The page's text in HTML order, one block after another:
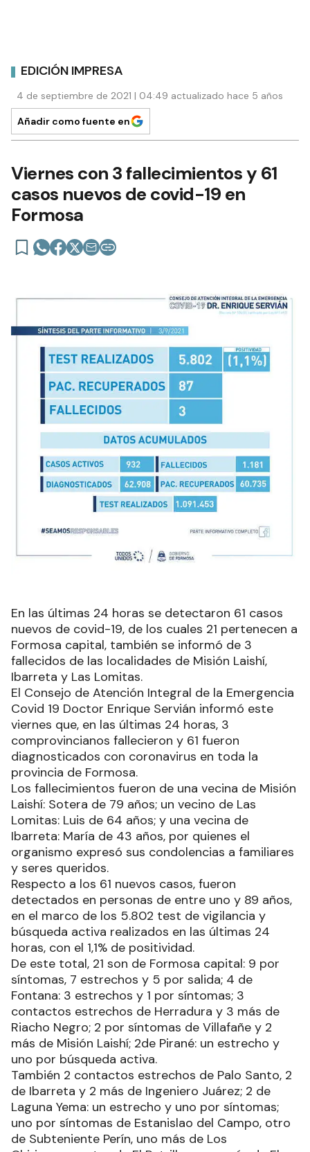
EDICIÓN IMPRESA
4 de septiembre de 2021 | 04:49 actualizado hace 5 años
Añadir como fuente en
Viernes con 3 fallecimientos y 61
casos nuevos de covid-19 en
Formosa
En las últimas 24 horas se detectaron 61 casos
nuevos de covid-19, de los cuales 21 pertenecen a
Formosa capital, también se informó de 3
fallecidos de las localidades de Misión Laishí,
Ibarreta y Las Lomitas.
El Consejo de Atención Integral de la Emergencia
Covid 19 Doctor Enrique Servián informó este
viernes que, en las últimas 24 horas, 3
comprovincianos fallecieron y 61 fueron
diagnosticados con coronavirus en toda la
provincia de Formosa.
Los fallecimientos fueron de una vecina de Misión
Laishí: Sotera de 79 años; un vecino de Las
Lomitas: Luis de 64 años; y una vecina de
Ibarreta: María de 43 años, por quienes el
organismo expresó sus condolencias a familiares
y seres queridos.
Respecto a los 61 nuevos casos, fueron
detectados en personas de entre uno y 89 años,
en el marco de los 5.802 test de vigilancia y
búsqueda activa realizados en las últimas 24
horas, con el 1,1% de positividad.
De este total, 21 son de Formosa capital: 9 por
síntomas, 7 estrechos y 5 por salida; 4 de
Fontana: 3 estrechos y 1 por síntomas; 3
contactos estrechos de Herradura y 3 más de
Riacho Negro; 2 por síntomas de Villafañe y 2
más de Misión Laishí; 2de Pirané: un estrecho y
uno por búsqueda activa.
También 2 contactos estrechos de Palo Santo, 2
de Ibarreta y 2 más de Ingeniero Juárez; 2 de
Laguna Yema: un estrecho y uno por síntomas;
uno por síntomas de Estanislao del Campo, otro
de Subteniente Perín, uno más de Los